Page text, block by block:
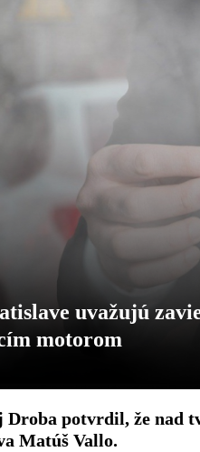
uvažujú
motorom
potvrdil, že nad
Matúš Vallo.